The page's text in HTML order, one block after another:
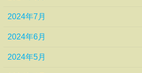
2024年7月
2024年6月
2024年5月